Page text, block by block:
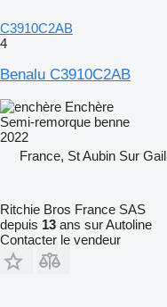
C3910C2AB
4
Benalu C3910C2AB
Enchère
Semi-remorque benne
2022
France, St Aubin Sur
Ritchie Bros France SAS
depuis 13 ans sur Autoline
Contacter le vendeur